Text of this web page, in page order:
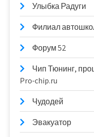
Улыбка Радуги
Филиал
Форум 52
Чип Тюнинг,
Pro-chip.ru
Чудодей
Эвакуатор